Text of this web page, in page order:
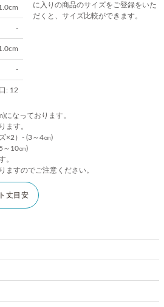
-
-
: 12
に入りの商品のサイズをご登録をいた
だくと、サイズ比較ができます。
なっております。
ます。
×2）- (3～4㎝)
～10㎝)
。
すのでご注意ください。
丈目安